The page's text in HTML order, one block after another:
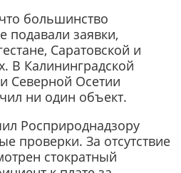
большинство
подавали заявки,
Саратовской и
В Калининградской
Северной Осетии
ни один объект.
Росприроднадзору
проверки. За отсутствие
стократный